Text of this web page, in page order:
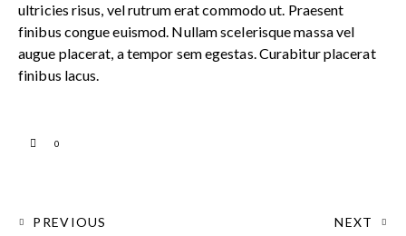
ultricies risus, vel rutrum erat commodo ut. Praesent
finibus congue euismod. Nullam scelerisque massa vel
augue placerat, a tempor sem egestas. Curabitur placerat
finibus lacus.
0
PREVIOUS NEXT